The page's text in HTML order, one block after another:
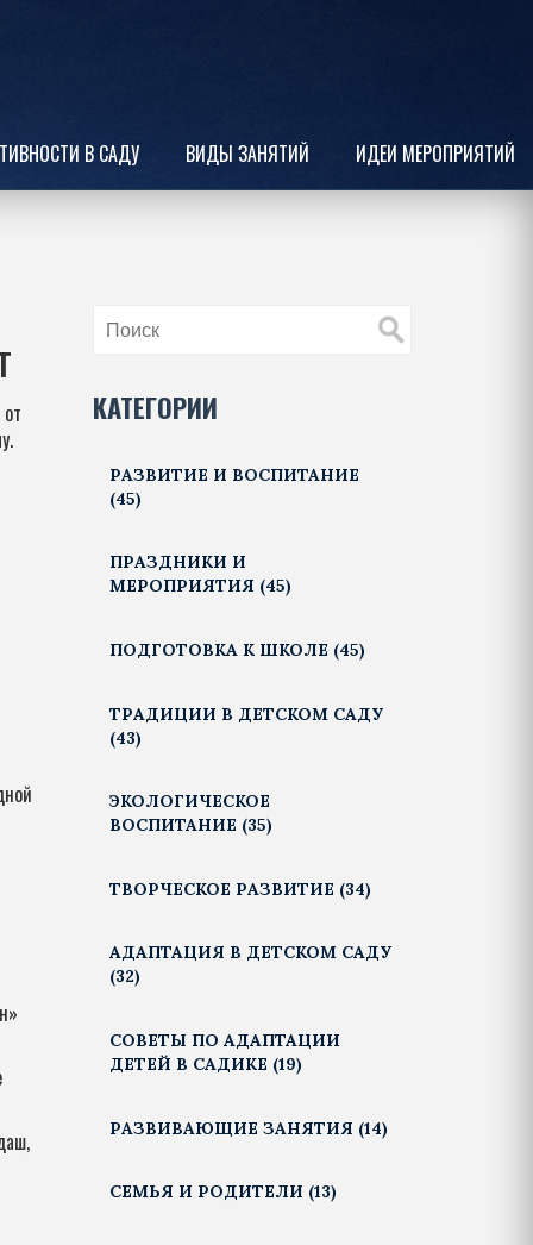
В САДУ ВИДЫ ЗАНЯТИЙ ИДЕИ МЕРОПРИЯТИЙ
КАТЕГОРИИ
РАЗВИТИЕ И ВОСПИТАНИЕ
(45)
ПРАЗДНИКИ И
МЕРОПРИЯТИЯ (45)
ПОДГОТОВКА К ШКОЛЕ (45)
ТРАДИЦИИ В ДЕТСКОМ САДУ
(43)
ЭКОЛОГИЧЕСКОЕ
ВОСПИТАНИЕ (35)
ТВОРЧЕСКОЕ РАЗВИТИЕ (34)
АДАПТАЦИЯ В ДЕТСКОМ САДУ
(32)
СОВЕТЫ ПО АДАПТАЦИИ
ДЕТЕЙ В САДИКЕ (19)
РАЗВИВАЮЩИЕ ЗАНЯТИЯ (14)
СЕМЬЯ И РОДИТЕЛИ (13)